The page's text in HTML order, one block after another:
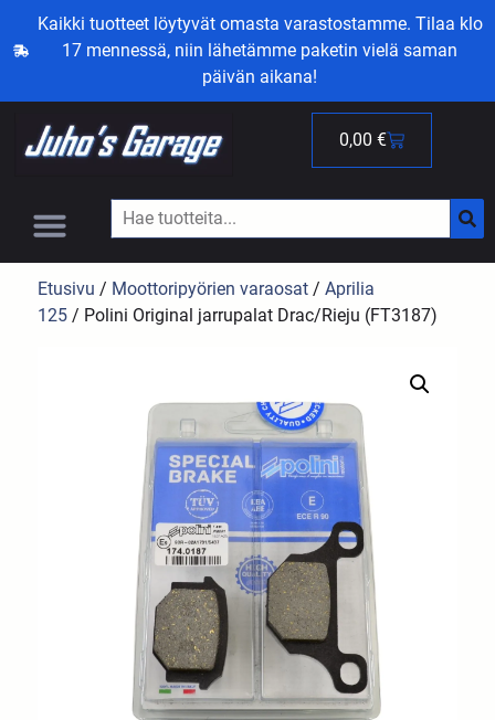
Kaikki tuotteet löytyvät omasta varastostamme. Tilaa klo
17 mennessä, niin lähetämme paketin vielä saman
päivän aikana!
0,00 €
Etusivu / Moottoripyörien varaosat /Aprilia
125 / Polini Original jarrupalat Drac/Rieju (FT3187)